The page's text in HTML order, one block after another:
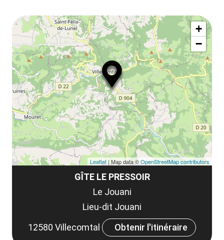
ou
et
ou
GÎTE LE PRESSOIR
Le Jouani
Lieu-dit Jouani
12580 Villecomtal
Obtenir l'itinéraire
+
−
Leaflet | Map data ©OpenStreetMap contributors